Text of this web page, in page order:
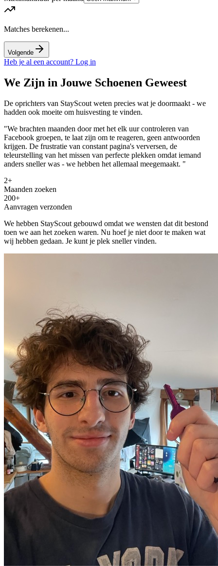
Matches berekenen...
Volgende
Heb je al een account? Log in
We Zijn in Jouwe Schoenen Geweest
De oprichters van StayScout weten precies wat je doormaakt - we
hadden ook moeite om huisvesting te vinden.
"We brachten maanden door met het elk uur controleren van
Facebook groepen, te laat zijn om te reageren, geen antwoorden
krijgen. De frustratie van constant pagina's verversen, de
teleurstelling van het missen van perfecte plekken omdat iemand
anders sneller was - we hebben het allemaal meegemaakt. "
2+
Maanden zoeken
200+
Aanvragen verzonden
We hebben StayScout gebouwd omdat we wensten dat dit bestond
toen we aan het zoeken waren. Nu hoef je niet door te maken wat
wij hebben gedaan. Je kunt je plek sneller vinden.